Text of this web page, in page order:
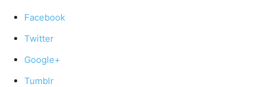
Facebook
Twitter
Google+
Tumblr